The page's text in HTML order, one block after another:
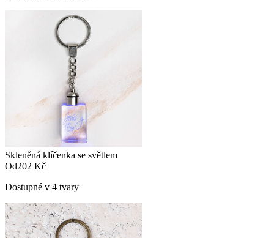
Skleněná klíčenka se světlem
Od202 Kč
Dostupné v 4 tvary